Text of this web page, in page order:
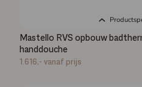
Mastello RVS opbouw
handdouche
1.616,- vanaf prijs